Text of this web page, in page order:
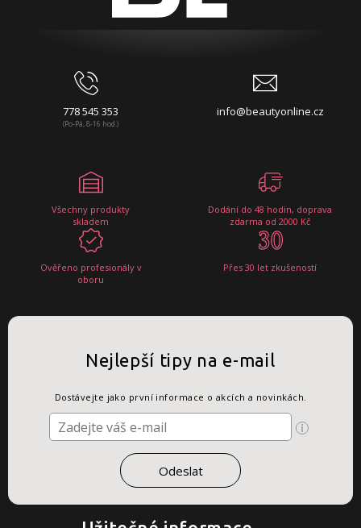
778 545 353
(Po-Pá, 8-16 hod.)
info@beautyonline.cz
Všechny produkty
skladem
Dodání do 48 hodin, doprava
zdarma od 2000 Kč
Ověřeno profesionály v
oboru
Přes 30 let zkušeností
Nejlepší tipy na e-mail
Dostávejte jako první informace o akcích a novinkách.